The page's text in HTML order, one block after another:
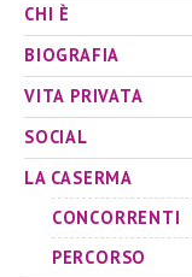
CHI È
BIOGRAFIA
VITA PRIVATA
SOCIAL
LA CASERMA
CONCORRENTI
PERCORSO